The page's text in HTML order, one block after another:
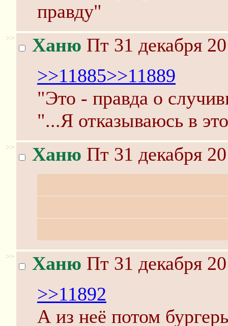
правду"
>> Ханю Пт 31 декабря
>>11885>>11889
"Это - правда о
"...Я отказываюсь в
>> Ханю Пт 31 декабря
>> Ханю Пт 31 декабря
>>11892
А из неё потом